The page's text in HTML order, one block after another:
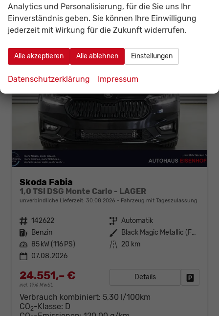
Skoda Fabia
1,0 TSI DSG Monte Carlo - LAGER
unverbindliche Lieferzeit: 30.08.2026 Fahrzeug mit Tageszulassung
Fahrzeugnr. 142622 Getriebe Automatik
Kraftstoff Benzin Außenfarbe
Black Magic Metallic (F9R)
Leistung 85 kW (116 PS) Kilometerstand 20 km
07.08.2026
24.551,– €
incl. 19% MwSt.
Details
Verbrauch kombiniert: 5,30 l/100km
CO2-Klasse: D
Analytics und Personalisierung, für die Sie uns Ihr
Einverständnis geben. Sie können Ihre Einwilligung
jederzeit mit Wirkung für die Zukunft widerrufen.
Alle akzeptieren Alle ablehnen Einstellungen
Datenschutzerklärung Impressum